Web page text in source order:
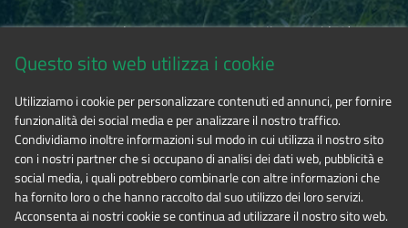
Via Fransuà Fontan, 1 - 10050 Salbertrand (TO)
Phone 0122.854720
E-mailalpicozie@cert.ruparpiemonte.it
Questo sito web utilizza i cookie
Utilizziamo i cookie per personalizzare contenuti ed annunci, per fornire
funzionalità dei social media e per analizzare il nostro traffico.
Condividiamo inoltre informazioni sul modo in cui utilizza il nostro sito
con i nostri partner che si occupano di analisi dei dati web, pubblicità e
social media, i quali potrebbero combinarle con altre informazioni che
ha fornito loro o che hanno raccolto dal suo utilizzo dei loro servizi.
Acconsenta ai nostri cookie se continua ad utilizzare il nostro sito web.